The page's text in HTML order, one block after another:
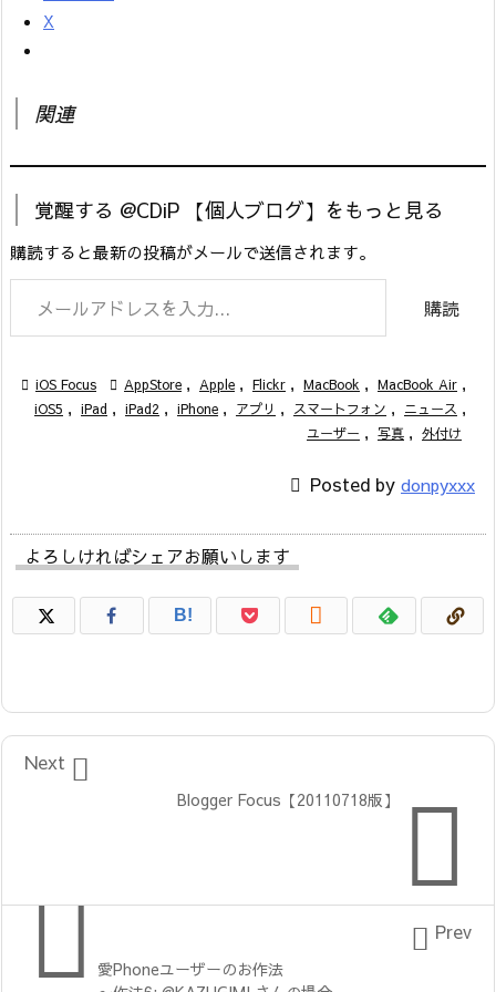
X
関連
覚醒する @CDiP 【個人ブログ】をもっと見る
購読すると最新の投稿がメールで送信されます。
メールアドレスを入力...
購読
 iOS Focus  AppStore , Apple , Flickr , MacBook , MacBook Air ,
iOS5 , iPad , iPad2 , iPhone , アプリ , スマートフォン , ニュース ,
ユーザー , 写真 , 外付け
 Posted by donpyxxx
よろしければシェアお願いします
B! 

Blogger Focus【20110718版】

Next
 愛Phoneユーザーのお作法
 Prev